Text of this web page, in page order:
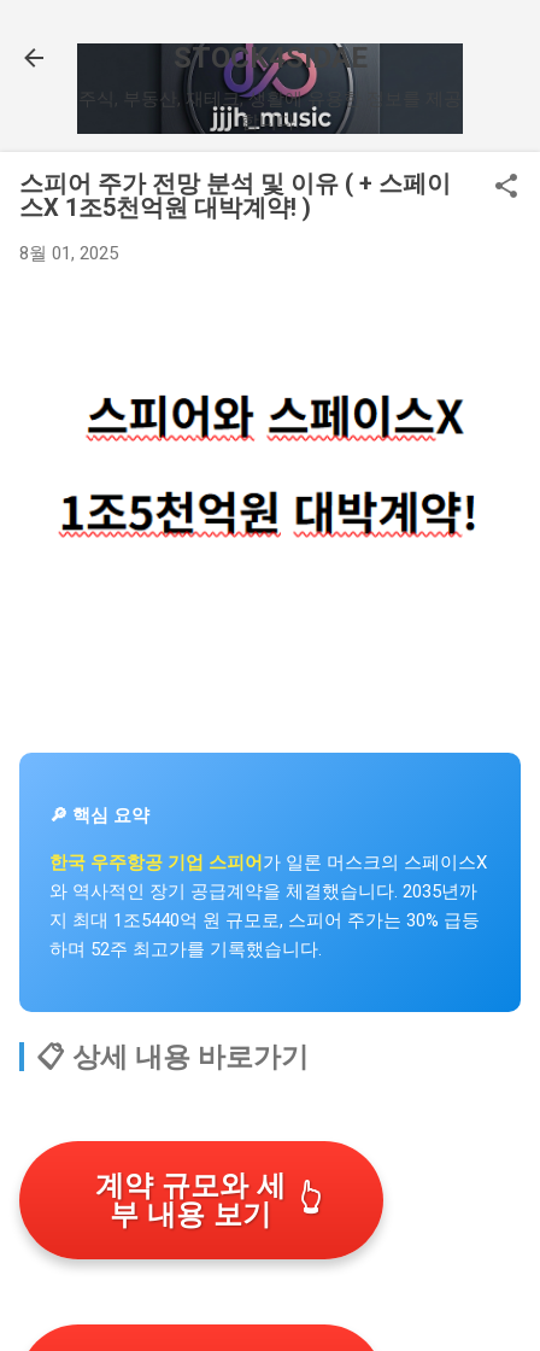
STOCK4SIDAE
주식, 부동산, 재테크, 생활에 유용한 정보를 제공
합니다.
스피어 주가 전망 분석 및 이유 ( + 스페이
스X 1조5천억원 대박계약! )
8월 01, 2025
🔎 핵심 요약
한국 우주항공 기업 스피어 가 일론 머스크의 스페이스X
와 역사적인 장기 공급계약을 체결했습니다. 2035년까
지 최대 1조5440억 원 규모로, 스피어 주가는 30% 급등
하며 52주 최고가를 기록했습니다.
📋 상세 내용 바로가기
계약 규모와 세
부 내용 보기
👆